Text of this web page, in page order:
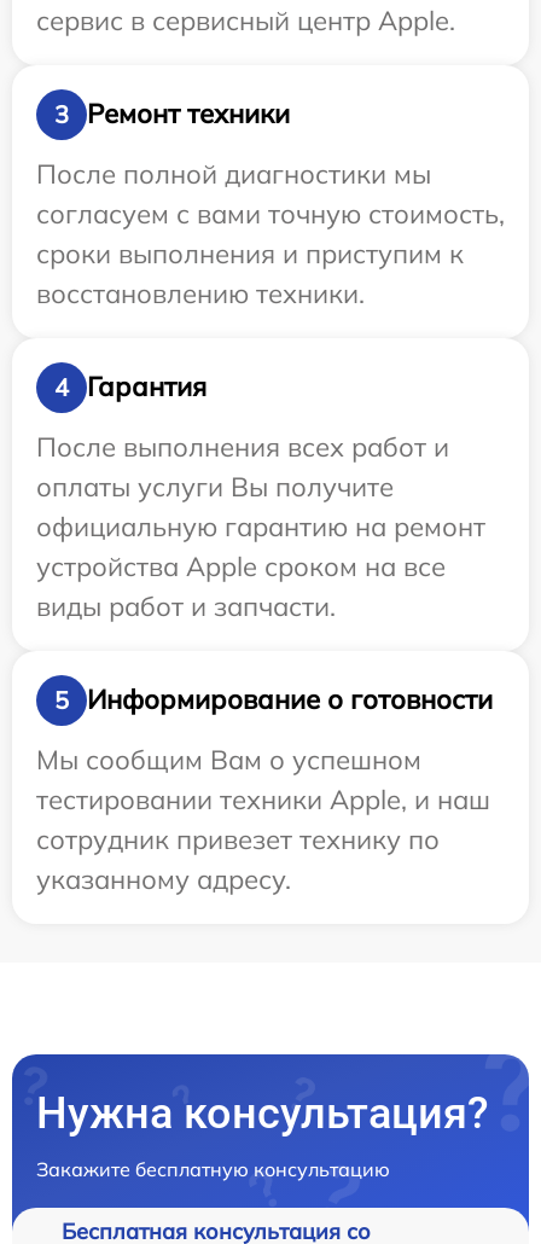
сервис в сервисный центр Apple.
3
Ремонт техники
После полной диагностики мы
согласуем с вами точную стоимость,
сроки выполнения и приступим к
восстановлению техники.
4
Гарантия
После выполнения всех работ и
оплаты услуги Вы получите
официальную гарантию на ремонт
устройства Apple сроком на все
виды работ и запчасти.
5
Информирование о готовности
Мы сообщим Вам о успешном
тестировании техники Apple, и наш
сотрудник привезет технику по
указанному адресу.
Нужна консультация?
Закажите бесплатную консультацию
Бесплатная консультация со